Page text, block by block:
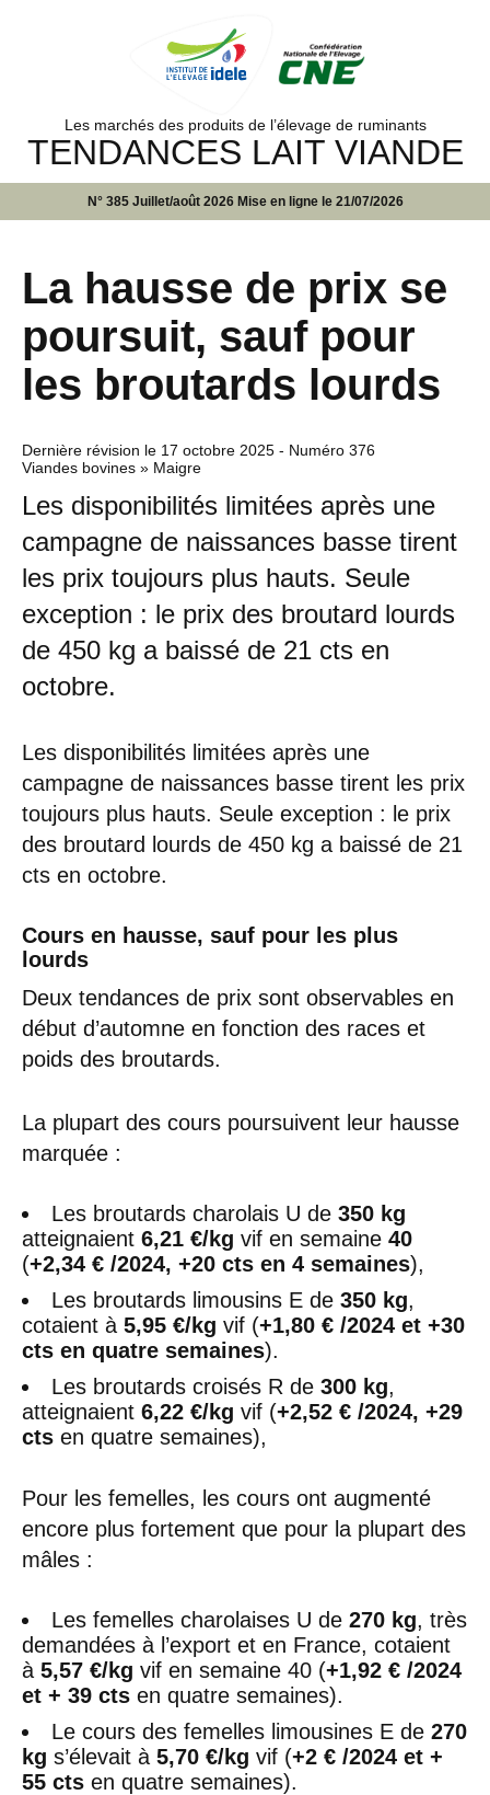
Les marchés des produits de l’élevage de ruminants
TENDANCES LAIT VIANDE
N° 385 Juillet/août 2026 Mise en ligne le 21/07/2026
La hausse de prix se
poursuit, sauf pour
les broutards lourds
Dernière révision le 17 octobre 2025 - Numéro 376
Viandes bovines » Maigre
Les disponibilités limitées après une
campagne de naissances basse tirent
les prix toujours plus hauts. Seule
exception : le prix des broutard lourds
de 450 kg a baissé de 21 cts en
octobre.
Les disponibilités limitées après une
campagne de naissances basse tirent les prix
toujours plus hauts. Seule exception : le prix
des broutard lourds de 450 kg a baissé de 21
cts en octobre.
Cours en hausse, sauf pour les plus
lourds
Deux tendances de prix sont observables en
début d’automne en fonction des races et
poids des broutards.
La plupart des cours poursuivent leur hausse
marquée :
Les broutards charolais U de 350 kg
atteignaient 6,21 €/kg vif en semaine 40
(+2,34 € /2024, +20 cts en 4 semaines),
Les broutards limousins E de 350 kg,
cotaient à 5,95 €/kg vif (+1,80 € /2024 et +30
cts en quatre semaines).
Les broutards croisés R de 300 kg,
atteignaient 6,22 €/kg vif (+2,52 € /2024, +29
cts en quatre semaines),
Pour les femelles, les cours ont augmenté
encore plus fortement que pour la plupart des
mâles :
Les femelles charolaises U de 270 kg, très
demandées à l’export et en France, cotaient
à 5,57 €/kg vif en semaine 40 (+1,92 € /2024
et + 39 cts en quatre semaines).
Le cours des femelles limousines E de 270
kg s’élevait à 5,70 €/kg vif (+2 € /2024 et +
55 cts en quatre semaines).